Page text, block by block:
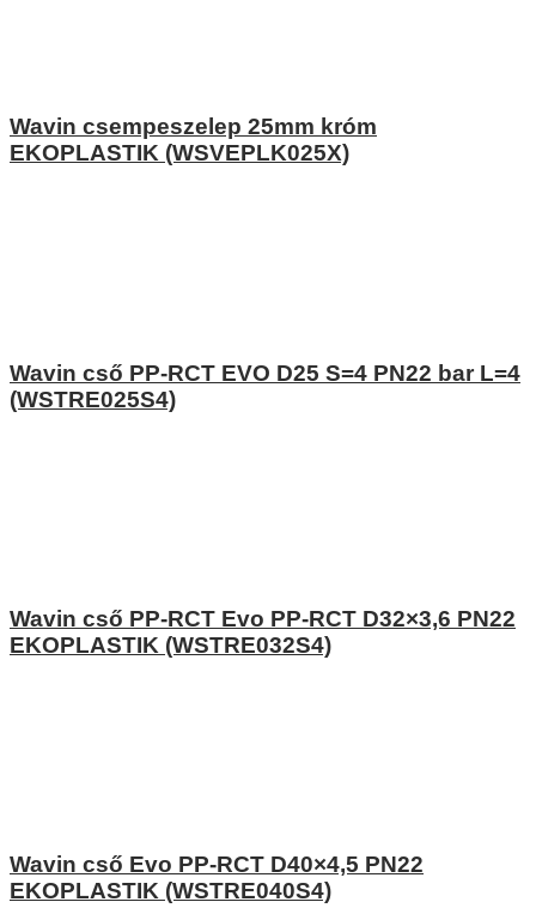
Wavin csempeszelep 25mm króm
EKOPLASTIK (WSVEPLK025X)
Wavin cső PP-RCT EVO D25 S=4 PN22 bar L=4
(WSTRE025S4)
Wavin cső PP-RCT Evo PP-RCT D32×3,6 PN22
EKOPLASTIK (WSTRE032S4)
Wavin cső Evo PP-RCT D40×4,5 PN22
EKOPLASTIK (WSTRE040S4)